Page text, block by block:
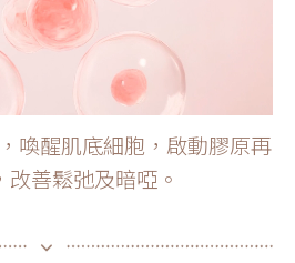
喚醒肌底細胞，啟動膠原再
善鬆弛及暗啞。